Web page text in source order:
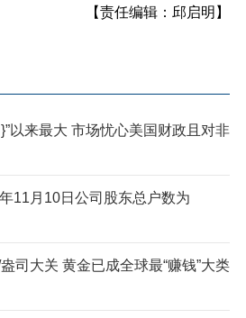
【责任编辑：邱启明】
以来最大 市场忧心美国财政且对非
11月10日公司股东总户数为
司大关 黄金已成全球最“赚钱”大类